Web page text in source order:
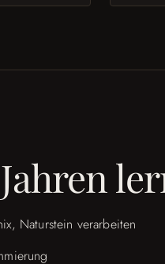
Naturstein verarbeiten